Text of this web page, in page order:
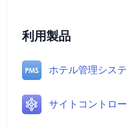
利用製品
ホテル管理シス
サイトコントロ